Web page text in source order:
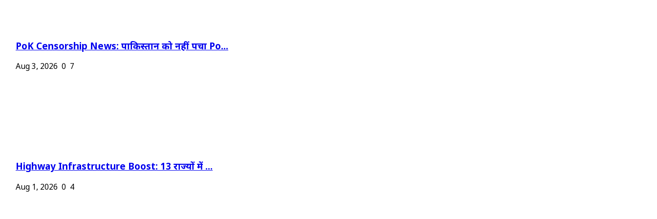
PoK Censorship News: पाकिस्तान को नहीं पचा Po...
Aug 3, 2026 0 7
Highway Infrastructure Boost: 13 राज्यों में ...
Aug 1, 2026 0 4